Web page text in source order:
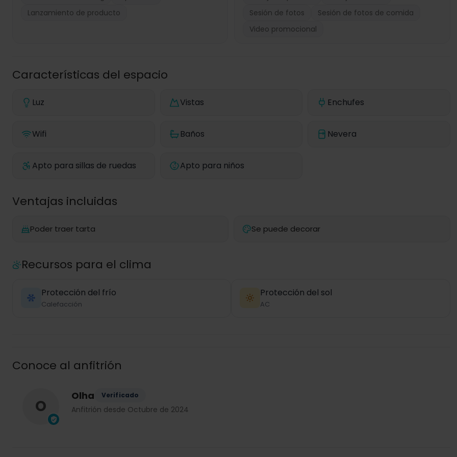
Lanzamiento de producto
Sesión de fotos
Sesión de fotos de comida
Video promocional
Características del espacio
Luz Vistas Enchufes
Wifi Baños Nevera
Apto para sillas de ruedas Apto para niños
Ventajas incluidas
Poder traer tarta Se puede decorar
Recursos para el clima
Protección del frío
Calefacción
Protección del sol
AC
Conoce al anfitrión
O
Olha Verificado
Anfitrión desde Octubre de 2024